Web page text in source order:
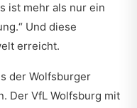
ist mehr als nur ein
Und diese
erreicht.
der Wolfsburger
Der VfL Wolfsburg mit